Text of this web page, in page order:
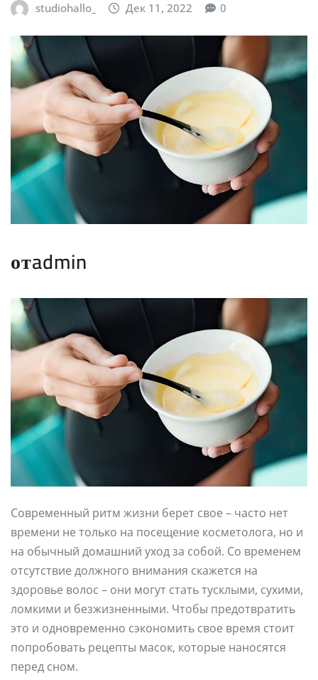
studiohallo_ Дек 11, 2022 0
отadmin
Современный ритм жизни берет свое – часто нет
времени не только на посещение косметолога, но и
на обычный домашний уход за собой. Со временем
отсутствие должного внимания скажется на
здоровье волос – они могут стать тусклыми, сухими,
ломкими и безжизненными. Чтобы предотвратить
это и одновременно сэкономить свое время стоит
попробовать рецепты масок, которые наносятся
перед сном.